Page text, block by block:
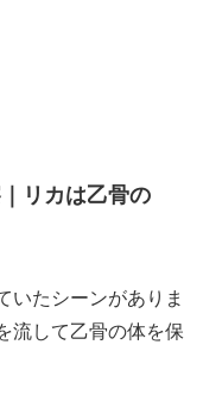
リカは乙骨の
いたシーンがありま
流して乙骨の体を保